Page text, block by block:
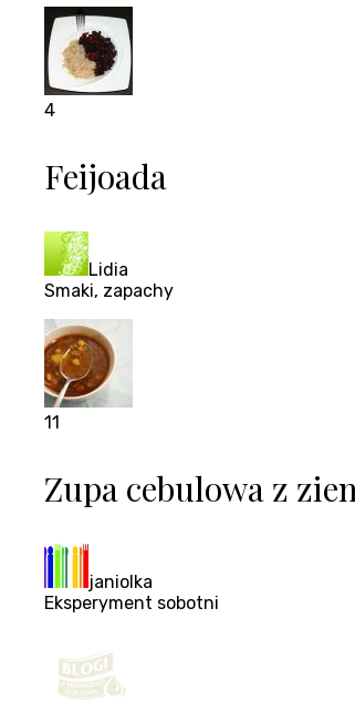
4
Feijoada
Lidia
Smaki, zapachy
11
Zupa cebulowa z
janiolka
Eksperyment sobotni